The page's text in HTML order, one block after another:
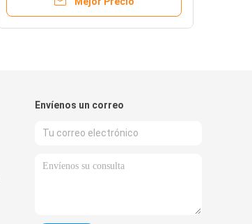
Envíenos un correo